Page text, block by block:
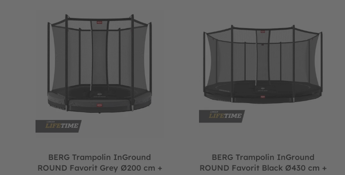
BERG Trampolin InGround
ROUND Favorit Grey Ø200 cm +
BERG Trampolin InGround
ROUND Favorit Black Ø430 cm +